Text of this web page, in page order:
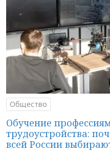
Общество
Обучение
трудоустройства:
всей России